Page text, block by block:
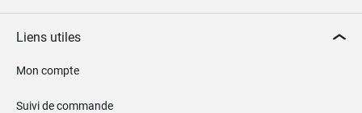
Liens utiles
Mon compte
Suivi de commande